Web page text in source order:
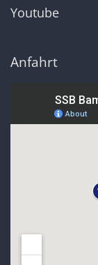
Youtube
Anfahrt